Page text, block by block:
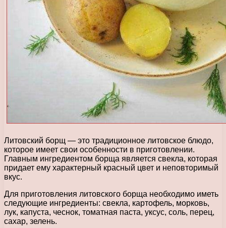
Литовский борщ — это традиционное литовское блюдо,
которое имеет свои особенности в приготовлении.
Главным ингредиентом борща является свекла, которая
придает ему характерный красный цвет и неповторимый
вкус.
Для приготовления литовского борща необходимо иметь
следующие ингредиенты: свекла, картофель, морковь,
лук, капуста, чеснок, томатная паста, уксус, соль, перец,
сахар, зелень.